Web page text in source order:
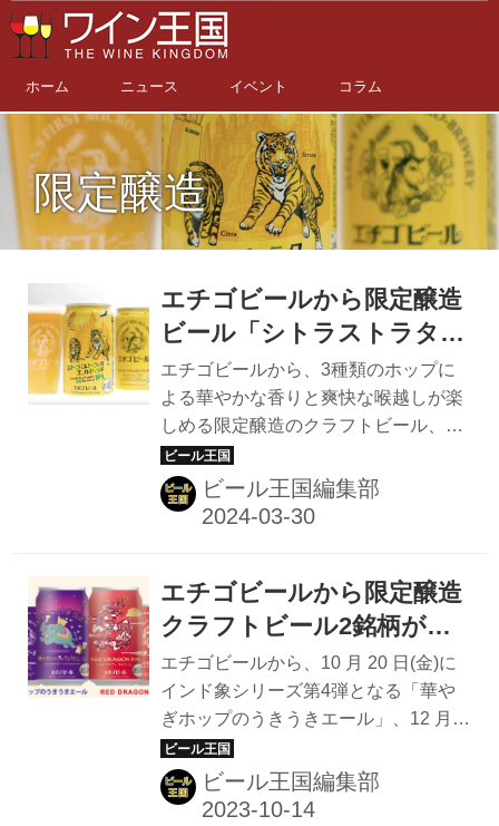
ホーム ニュース イベント コラム
限定醸造
エチゴビールから限定醸造
ビール「シトラストラタエ
ルドラドIPL」が4/19に新
発売
エチゴビールから、3種類のホップに
よる華やかな香りと爽快な喉越しが楽
しめる限定醸造のクラフトビール、
「シトラストラタエルドラドIPL」が4
月19日（金）に発売される。 前作のシ
トラストラタIPAは、「女性やクラフ
定醸造ビール。 「シトラ」と「ストラ
タ」の2種類のホップを使い、ドライ
ィーな香りが際立ち、IPAのなかでも
苦み控えめなSESSION IPAに仕上げ
た、飲みやすさを追求したビールであ
った。 今回はさらにエルドラドが加わ
り、ホップは3種類に。エール酵母か
らラガー酵母へ変更し、よりい...
ビール王国編集部
エチゴビールから限定醸造
クラフトビール2銘柄が登
場！
エチゴビールから、10 月 20 日(金)に
インド象シリーズ第4弾となる「華や
ぎホップのうきうきエール」、12 月 1
日(金)に来年の干支である辰にちなん
だ「RED DRAGON IPA」が発売され
る。 高揚感をもたらしてくれるような
ビール王国編集部